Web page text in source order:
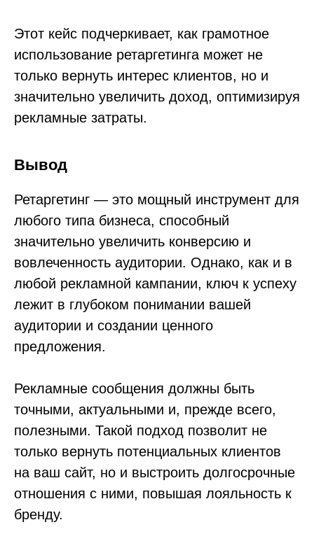
Этот кейс подчеркивает, как грамотное
использование ретаргетинга может не
только вернуть интерес клиентов, но и
значительно увеличить доход, оптимизируя
рекламные затраты.
Вывод
Ретаргетинг — это мощный инструмент для
любого типа бизнеса, способный
значительно увеличить конверсию и
вовлеченность аудитории. Однако, как и в
любой рекламной кампании, ключ к успеху
лежит в глубоком понимании вашей
аудитории и создании ценного
предложения.
Рекламные сообщения должны быть
точными, актуальными и, прежде всего,
полезными. Такой подход позволит не
только вернуть потенциальных клиентов
на ваш сайт, но и выстроить долгосрочные
отношения с ними, повышая лояльность к
бренду.
Zen Mobile Agency
Навигация
Статьи
Исследования
Стать автором
Компании